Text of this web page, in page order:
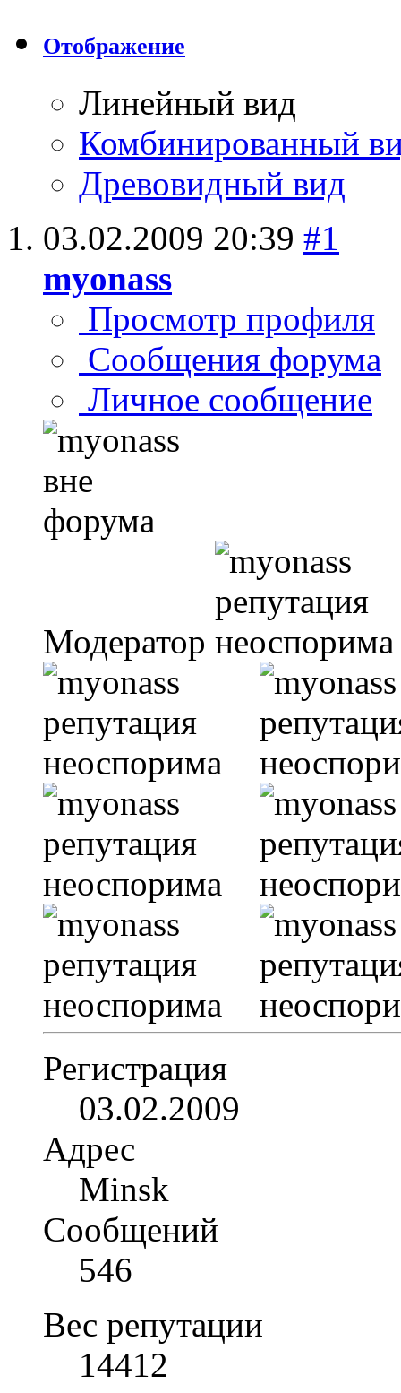
Отображение
Линейный вид
Комбинированный
Древовидный вид
03.02.2009 20:39 #1
myonass
Просмотр профиля
Сообщения форума
Личное сообщение
Модератор
Регистрация
03.02.2009
Адрес
Minsk
Сообщений
546
Вес репутации
14412